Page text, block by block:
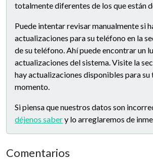
totalmente diferentes de los que están
Puede intentar revisar manualmente si
actualizaciones para su teléfono en la
de su teléfono. Ahí puede encontrar un
actualizaciones del sistema. Visite la
hay actualizaciones disponibles para su
momento.
Si piensa que nuestros datos son
déjenos sabery lo arreglaremos de
Comentarios